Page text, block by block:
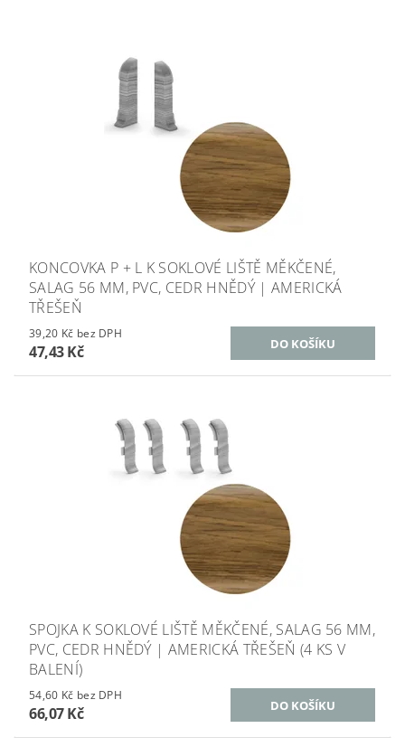
KONCOVKA P + L K SOKLOVÉ LIŠTĚ MĚKČENÉ,
SALAG 56 MM, PVC, CEDR HNĚDÝ | AMERICKÁ
TŘEŠEŇ
39,20 Kč bez DPH
47,43 Kč
SPOJKA K SOKLOVÉ LIŠTĚ MĚKČENÉ, SALAG 56 MM,
PVC, CEDR HNĚDÝ | AMERICKÁ TŘEŠEŇ (4 KS V
BALENÍ)
54,60 Kč bez DPH
66,07 Kč